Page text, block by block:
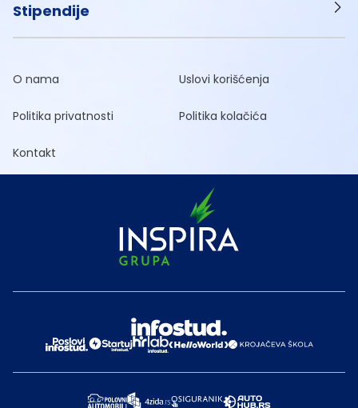
Stipendije
O nama Uslovi korišćenja
Politika privatnosti Politika kolačića
Kontakt